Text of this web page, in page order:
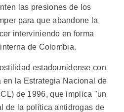
las presiones de los
para que abandone la
interviniendo en forma
de Colombia.
estadounidense con
la Estrategia Nacional de
de 1996, que implica "un
de la política antidrogas de